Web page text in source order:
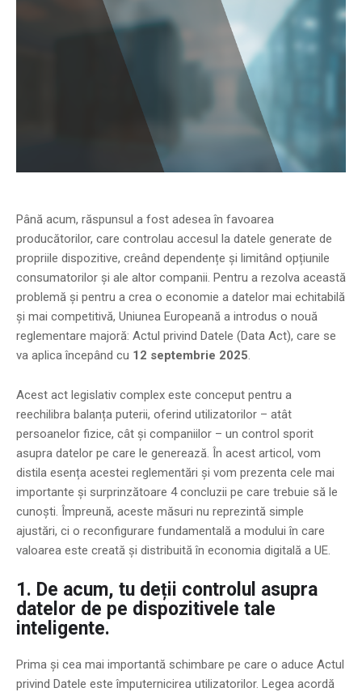
Până acum, răspunsul a fost adesea în favoarea
producătorilor, care controlau accesul la datele generate de
propriile dispozitive, creând dependențe și limitând opțiunile
consumatorilor și ale altor companii. Pentru a rezolva această
problemă și pentru a crea o economie a datelor mai echitabilă
și mai competitivă, Uniunea Europeană a introdus o nouă
reglementare majoră: Actul privind Datele (Data Act), care se
va aplica începând cu 12 septembrie 2025
Acest act legislativ complex este conceput pentru a
reechilibra balanța puterii, oferind utilizatorilor – atât
persoanelor fizice, cât și companiilor – un control sporit
asupra datelor pe care le generează. În acest articol, vom
distila esența acestei reglementări și vom prezenta cele mai
importante și surprinzătoare 4 concluzii pe care trebuie să le
cunoști. Împreună, aceste măsuri nu reprezintă simple
ajustări, ci o reconfigurare fundamentală a modului în care
valoarea este creată și distribuită în economia digitală a UE.
1. De acum, tu deții controlul asupra
datelor de pe dispozitivele tale
inteligente.
Prima și cea mai importantă schimbare pe care o aduce Actul
privind Datele este împuternicirea utilizatorilor. Legea acordă